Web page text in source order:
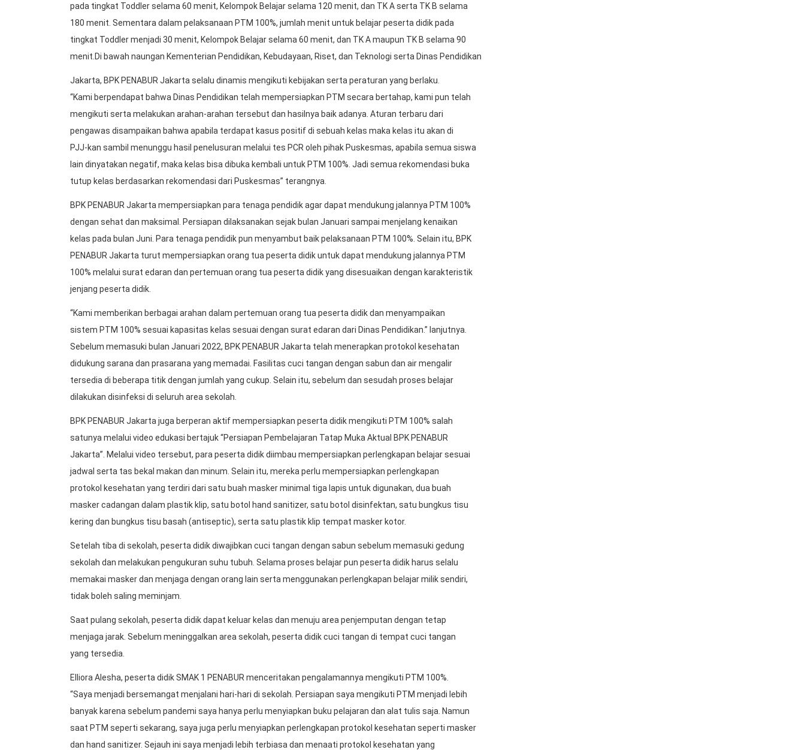
pada tingkat Toddler selama 60 menit, Kelompok Belajar selama 120 menit, dan TK A serta TK B selama
180 menit. Sementara dalam pelaksanaan PTM 100%, jumlah menit untuk belajar peserta didik pada
tingkat Toddler menjadi 30 menit, Kelompok Belajar selama 60 menit, dan TK A maupun TK B selama 90
menit.Di bawah naungan Kementerian Pendidikan, Kebudayaan, Riset, dan Teknologi serta Dinas Pendidikan
Jakarta, BPK PENABUR Jakarta selalu dinamis mengikuti kebijakan serta peraturan yang berlaku.
“Kami berpendapat bahwa Dinas Pendidikan telah mempersiapkan PTM secara bertahap, kami pun telah
mengikuti serta melakukan arahan-arahan tersebut dan hasilnya baik adanya. Aturan terbaru dari
pengawas disampaikan bahwa apabila terdapat kasus positif di sebuah kelas maka kelas itu akan di
PJJ-kan sambil menunggu hasil penelusuran melalui tes PCR oleh pihak Puskesmas, apabila semua siswa
lain dinyatakan negatif, maka kelas bisa dibuka kembali untuk PTM 100%. Jadi semua rekomendasi buka
tutup kelas berdasarkan rekomendasi dari Puskesmas” terangnya.
BPK PENABUR Jakarta mempersiapkan para tenaga pendidik agar dapat mendukung jalannya PTM 100%
dengan sehat dan maksimal. Persiapan dilaksanakan sejak bulan Januari sampai menjelang kenaikan
kelas pada bulan Juni. Para tenaga pendidik pun menyambut baik pelaksanaan PTM 100%. Selain itu, BPK
PENABUR Jakarta turut mempersiapkan orang tua peserta didik untuk dapat mendukung jalannya PTM
100% melalui surat edaran dan pertemuan orang tua peserta didik yang disesuaikan dengan karakteristik
jenjang peserta didik.
“Kami memberikan berbagai arahan dalam pertemuan orang tua peserta didik dan menyampaikan
sistem PTM 100% sesuai kapasitas kelas sesuai dengan surat edaran dari Dinas Pendidikan.” lanjutnya.
Sebelum memasuki bulan Januari 2022, BPK PENABUR Jakarta telah menerapkan protokol kesehatan
didukung sarana dan prasarana yang memadai. Fasilitas cuci tangan dengan sabun dan air mengalir
tersedia di beberapa titik dengan jumlah yang cukup. Selain itu, sebelum dan sesudah proses belajar
dilakukan disinfeksi di seluruh area sekolah.
BPK PENABUR Jakarta juga berperan aktif mempersiapkan peserta didik mengikuti PTM 100% salah
satunya melalui video edukasi bertajuk “Persiapan Pembelajaran Tatap Muka Aktual BPK PENABUR
Jakarta”. Melalui video tersebut, para peserta didik diimbau mempersiapkan perlengkapan belajar sesuai
jadwal serta tas bekal makan dan minum. Selain itu, mereka perlu mempersiapkan perlengkapan
protokol kesehatan yang terdiri dari satu buah masker minimal tiga lapis untuk digunakan, dua buah
masker cadangan dalam plastik klip, satu botol hand sanitizer, satu botol disinfektan, satu bungkus tisu
kering dan bungkus tisu basah (antiseptic), serta satu plastik klip tempat masker kotor.
Setelah tiba di sekolah, peserta didik diwajibkan cuci tangan dengan sabun sebelum memasuki gedung
sekolah dan melakukan pengukuran suhu tubuh. Selama proses belajar pun peserta didik harus selalu
memakai masker dan menjaga dengan orang lain serta menggunakan perlengkapan belajar milik sendiri,
tidak boleh saling meminjam.
Saat pulang sekolah, peserta didik dapat keluar kelas dan menuju area penjemputan dengan tetap
menjaga jarak. Sebelum meninggalkan area sekolah, peserta didik cuci tangan di tempat cuci tangan
yang tersedia.
Elliora Alesha, peserta didik SMAK 1 PENABUR menceritakan pengalamannya mengikuti PTM 100%.
“Saya menjadi bersemangat menjalani hari-hari di sekolah. Persiapan saya mengikuti PTM menjadi lebih
banyak karena sebelum pandemi saya hanya perlu menyiapkan buku pelajaran dan alat tulis saja. Namun
saat PTM seperti sekarang, saya juga perlu menyiapkan perlengkapan protokol kesehatan seperti masker
dan hand sanitizer. Sejauh ini saya menjadi lebih terbiasa dan menaati protokol kesehatan yang